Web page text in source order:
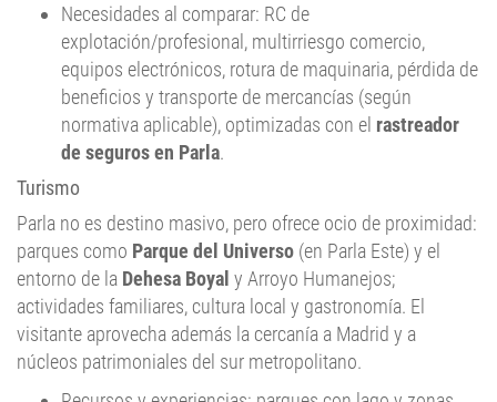
Necesidades al comparar: RC de
explotación/profesional, multirriesgo comercio,
equipos electrónicos, rotura de maquinaria, pérdida de
beneficios y transporte de mercancías (según
normativa aplicable), optimizadas con el rastreador
de seguros en Parla.
Turismo
Parla no es destino masivo, pero ofrece ocio de proximidad:
parques como Parque del Universo (en Parla Este) y el
entorno de la Dehesa Boyal y Arroyo Humanejos;
actividades familiares, cultura local y gastronomía. El
visitante aprovecha además la cercanía a Madrid y a
núcleos patrimoniales del sur metropolitano.